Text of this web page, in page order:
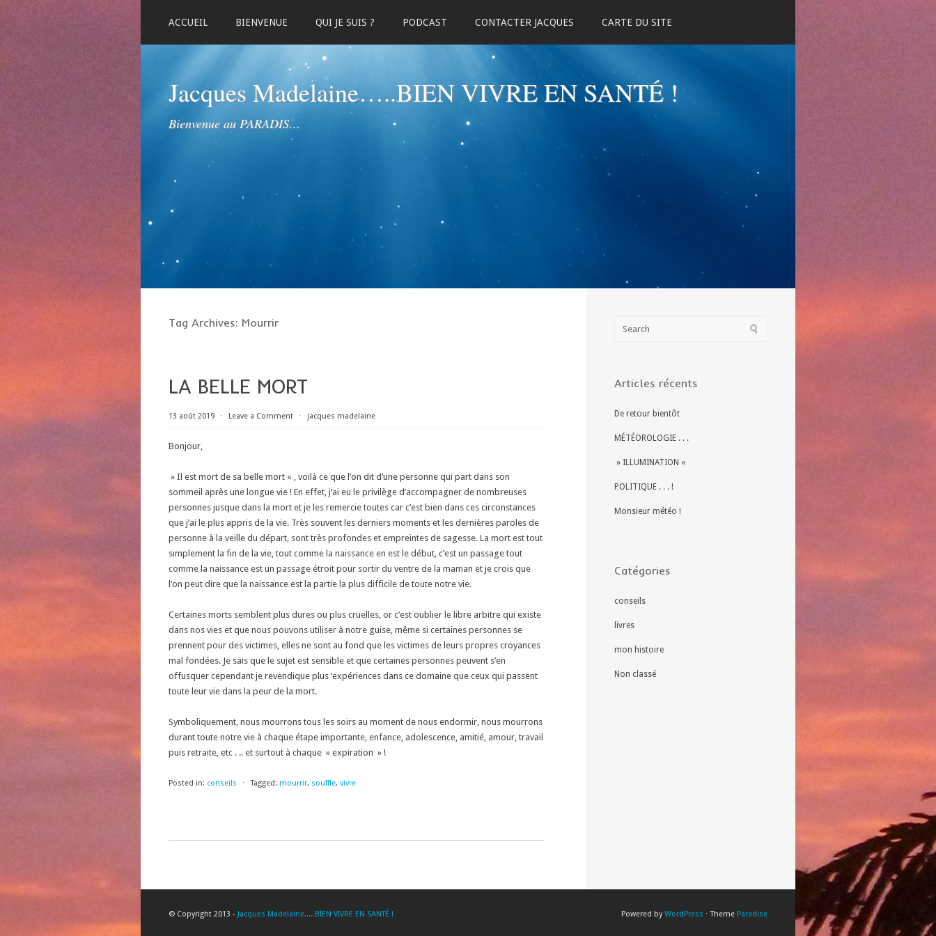
ACCUEIL BIENVENUE QUI JE SUIS ? PODCAST CONTACTER JACQUES CARTE DU SITE
Jacques Madelaine…..BIEN VIVRE EN SANTÉ !
Bienvenue au PARADIS…
Tag Archives: Mourrir
LA BELLE MORT
13 août 2019 ⋅ Leave a Comment ⋅ jacques madelaine
Bonjour,
» Il est mort de sa belle mort « , voilà ce que l’on dit d’une personne qui part dans son
sommeil après une longue vie ! En effet, j’ai eu le privilège d’accompagner de nombreuses
personnes jusque dans la mort et je les remercie toutes car c’est bien dans ces circonstances
que j’ai le plus appris de la vie. Très souvent les derniers moments et les dernières paroles de
personne à la veille du départ, sont très profondes et empreintes de sagesse. La mort est tout
simplement la fin de la vie, tout comme la naissance en est le début, c’est un passage tout
comme la naissance est un passage étroit pour sortir du ventre de la maman et je crois que
l’on peut dire que la naissance est la partie la plus difficile de toute notre vie.
Certaines morts semblent plus dures ou plus cruelles, or c’est oublier le libre arbitre qui existe
dans nos vies et que nous pouvons utiliser à notre guise, même si certaines personnes se
prennent pour des victimes, elles ne sont au fond que les victimes de leurs propres croyances
mal fondées. Je sais que le sujet est sensible et que certaines personnes peuvent s’en
offusquer cependant je revendique plus ‘expériences dans ce domaine que ceux qui passent
toute leur vie dans la peur de la mort.
Symboliquement, nous mourrons tous les soirs au moment de nous endormir, nous mourrons
durant toute notre vie à chaque étape importante, enfance, adolescence, amitié, amour, travail
puis retraite, etc . .. et surtout à chaque » expiration » !
Posted in: conseils ⋅ Tagged: mourrir, souffle, vivre
Articles récents
De retour bientôt
MÉTÉOROLOGIE . . .
» ILLUMINATION «
POLITIQUE . . . !
Monsieur météo !
Catégories
conseils
livres
mon histoire
Non classé
© Copyright 2013 - Jacques Madelaine.....BIEN VIVRE EN SANTÉ ! Powered byWordPress ⋅ Theme Paradise